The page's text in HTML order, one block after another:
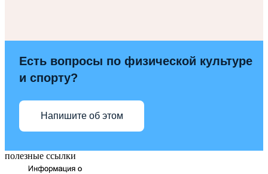
Есть вопросы по физической культуре
и спорту?
Напишите об этом
полезные ссылки